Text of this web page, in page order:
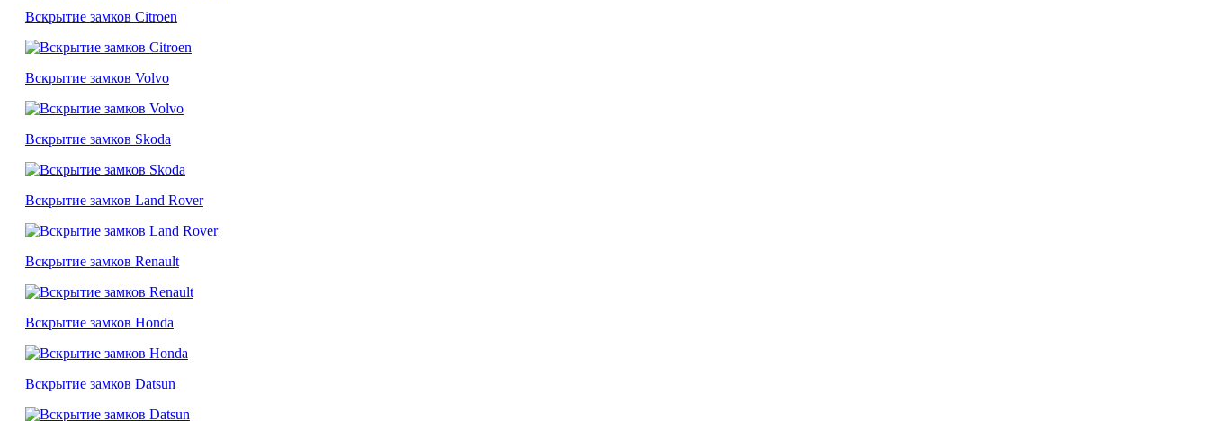
Вскрытие замков Citroen
Вскрытие замков Volvo
Вскрытие замков Skoda
Вскрытие замков Land Rover
Вскрытие замков Renault
Вскрытие замков Honda
Вскрытие замков Datsun